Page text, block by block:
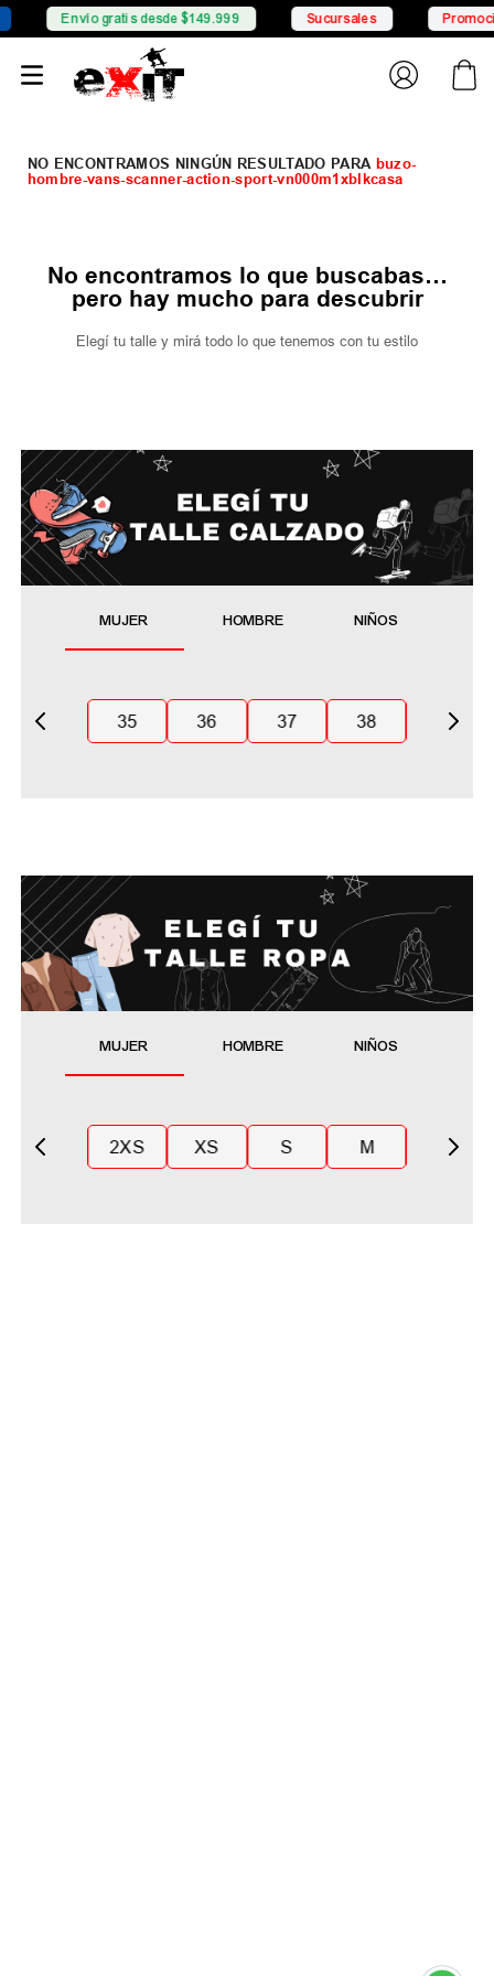
Envío gratis desde $149.999 Sucursales
buzo-
hombre-vans-scanner-action-sport-vn000m1xblkcasa
No encontramos lo que buscabas…
pero hay mucho para descubrir
Elegí tu talle y mirá todo lo que tenemos con tu estilo
MUJER HOMBRE NIÑOS
35 36 37 38
MUJER HOMBRE NIÑOS
2XS XS S M